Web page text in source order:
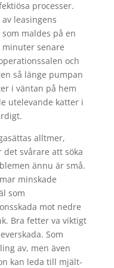
processer.
leasingens
maldes på en
minuter senare
och
så länge pumpan
i väntan på hem
utelevande katter i
alltmer,
det svårare att söka
ännu är små.
minskade
som
mot nedre
Bra fetter va viktigt
Som
av, men även
kan leda till mjält-